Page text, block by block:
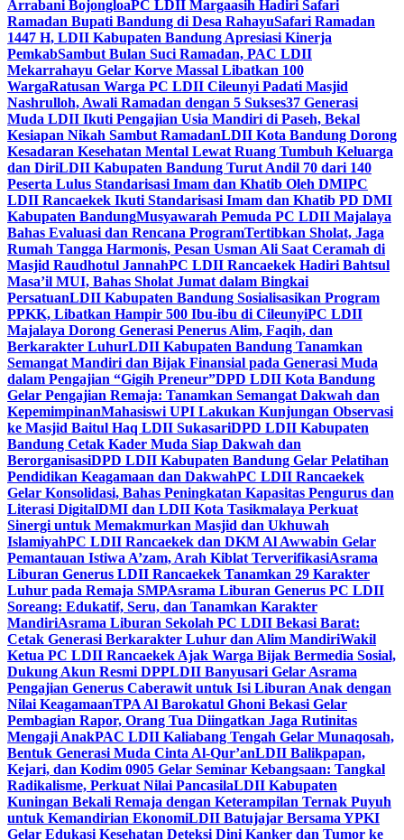
Arrabani BojongloaPC LDII Margaasih Hadiri Safari
Ramadan Bupati Bandung di Desa RahayuSafari Ramadan
1447 H, LDII Kabupaten Bandung Apresiasi Kinerja
PemkabSambut Bulan Suci Ramadan, PAC LDII
Mekarrahayu Gelar Korve Massal Libatkan 100
WargaRatusan Warga PC LDII Cileunyi Padati Masjid
Nashrulloh, Awali Ramadan dengan 5 Sukses37 Generasi
Muda LDII Ikuti Pengajian Usia Mandiri di Paseh, Bekal
Kesiapan Nikah Sambut RamadanLDII Kota Bandung Dorong
Kesadaran Kesehatan Mental Lewat Ruang Tumbuh Keluarga
dan DiriLDII Kabupaten Bandung Turut Andil 70 dari 140
Peserta Lulus Standarisasi Imam dan Khatib Oleh DMIPC
LDII Rancaekek Ikuti Standarisasi Imam dan Khatib PD DMI
Kabupaten BandungMusyawarah Pemuda PC LDII Majalaya
Bahas Evaluasi dan Rencana ProgramTertibkan Sholat, Jaga
Rumah Tangga Harmonis, Pesan Usman Ali Saat Ceramah di
Masjid Raudhotul JannahPC LDII Rancaekek Hadiri Bahtsul
Masa’il MUI, Bahas Sholat Jumat dalam Bingkai
PersatuanLDII Kabupaten Bandung Sosialisasikan Program
PPKK, Libatkan Hampir 500 Ibu-ibu di CileunyiPC LDII
Majalaya Dorong Generasi Penerus Alim, Faqih, dan
Berkarakter LuhurLDII Kabupaten Bandung Tanamkan
Semangat Mandiri dan Bijak Finansial pada Generasi Muda
dalam Pengajian “Gigih Preneur”DPD LDII Kota Bandung
Gelar Pengajian Remaja: Tanamkan Semangat Dakwah dan
KepemimpinanMahasiswi UPI Lakukan Kunjungan Observasi
ke Masjid Baitul Haq LDII SukasariDPD LDII Kabupaten
Bandung Cetak Kader Muda Siap Dakwah dan
BerorganisasiDPD LDII Kabupaten Bandung Gelar Pelatihan
Pendidikan Keagamaan dan DakwahPC LDII Rancaekek
Gelar Konsolidasi, Bahas Peningkatan Kapasitas Pengurus dan
Literasi DigitalDMI dan LDII Kota Tasikmalaya Perkuat
Sinergi untuk Memakmurkan Masjid dan Ukhuwah
IslamiyahPC LDII Rancaekek dan DKM Al Awwabin Gelar
Pemantauan Istiwa A’zam, Arah Kiblat TerverifikasiAsrama
Liburan Generus LDII Rancaekek Tanamkan 29 Karakter
Luhur pada Remaja SMPAsrama Liburan Generus PC LDII
Soreang: Edukatif, Seru, dan Tanamkan Karakter
MandiriAsrama Liburan Sekolah PC LDII Bekasi Barat:
Cetak Generasi Berkarakter Luhur dan Alim MandiriWakil
Ketua PC LDII Rancaekek Ajak Warga Bijak Bermedia Sosial,
Dukung Akun Resmi DPPLDII Banyusari Gelar Asrama
Pengajian Generus Caberawit untuk Isi Liburan Anak dengan
Nilai KeagamaanTPA Al Barokatul Ghoni Bekasi Gelar
Pembagian Rapor, Orang Tua Diingatkan Jaga Rutinitas
Mengaji AnakPAC LDII Kaliabang Tengah Gelar Munaqosah,
Bentuk Generasi Muda Cinta Al-Qur’anLDII Balikpapan,
Kejari, dan Kodim 0905 Gelar Seminar Kebangsaan: Tangkal
Radikalisme, Perkuat Nilai PancasilaLDII Kabupaten
Kuningan Bekali Remaja dengan Keterampilan Ternak Puyuh
untuk Kemandirian EkonomiLDII Batujajar Bersama YPKI
Gelar Edukasi Kesehatan Deteksi Dini Kanker dan Tumor ke